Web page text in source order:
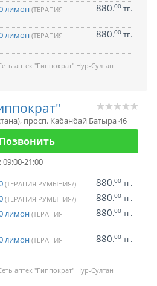
лимон (ТЕРАПИЯ
880.00 тг.
лимон (ТЕРАПИЯ
880.00 тг.
аптек "Гиппократ" Нур-Султан
, просп. Кабанбай Батыра 46
Позвонить
09:00-21:00
(ТЕРАПИЯ РУМЫНИЯ/) 880.00 тг.
(ТЕРАПИЯ РУМЫНИЯ/) 880.00 тг.
лимон (ТЕРАПИЯ
880.00 тг.
лимон (ТЕРАПИЯ
880.00 тг.
аптек "Гиппократ" Нур-Султан